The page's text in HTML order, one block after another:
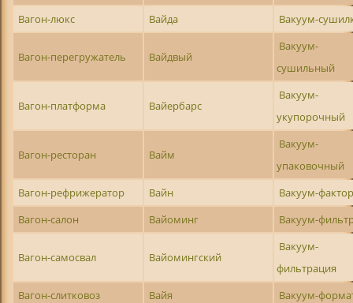
Вагон-люкс
Вайда Вакуум-
Вагон-перегружатель Вайдвый
Вакуум-
сушильный
Вагон-платформа Вайербарс
Вакуум-
укупорочный
Вагон-ресторан Вайм
Вакуум-
упаковочный
Вагон-рефрижератор
Вайн
Вакуум-
Вагон-салон
Вайоминг Вакуум-
Вагон-самосвал Вайомингский
Вакуум-
фильтрация
Вагон-слитковоз
Вайя
Вакуум-